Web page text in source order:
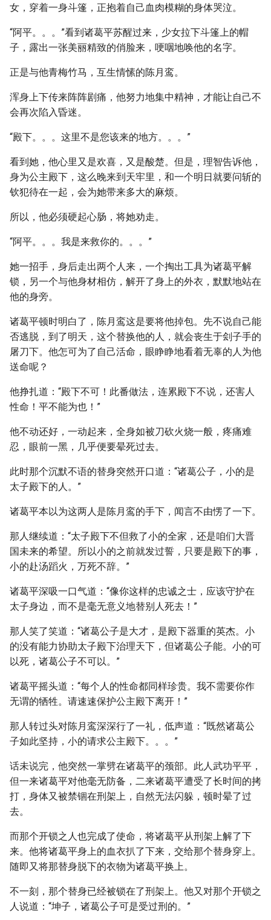
女，穿着一身斗篷，正抱着自己血肉模糊的身体哭泣。
“阿平。。。”看到诸葛平苏醒过来，少女拉下斗篷上的帽
子，露出一张美丽精致的俏脸来，哽咽地唤他的名字。
正是与他青梅竹马，互生情愫的陈月鸾。
浑身上下传来阵阵剧痛，他努力地集中精神，才能让自己不
会再次陷入昏迷。
“殿下。。。这里不是您该来的地方。。。”
看到她，他心里又是欢喜，又是酸楚。但是，理智告诉他，
身为公主殿下，这么晚来到天牢里，和一个明日就要问斩的
钦犯待在一起，会为她带来多大的麻烦。
所以，他必须硬起心肠，将她劝走。
“阿平。。。我是来救你的。。。”
她一招手，身后走出两个人来，一个掏出工具为诸葛平解
锁，另一个与他身材相仿，解开了身上的外衣，默默地站在
他的身旁。
诸葛平顿时明白了，陈月鸾这是要将他掉包。先不说自己能
否逃脱，到了明天，这个替换他的人，就会丧生于刽子手的
屠刀下。他怎可为了自己活命，眼睁睁地看着无辜的人为他
送命呢？
他挣扎道：“殿下不可！此番做法，连累殿下不说，还害人
性命！平不能为也！”
他不动还好，一动起来，全身如被刀砍火烧一般，疼痛难
忍，眼前一黑，几乎便要晕死过去。
此时那个沉默不语的替身突然开口道：“诸葛公子，小的是
太子殿下的人。”
诸葛平本以为这两人是陈月鸾的手下，闻言不由愣了一下。
那人继续道：“太子殿下不但救了小的全家，还是咱们大晋
国未来的希望。所以小的之前就发过誓，只要是殿下的事，
小的赴汤蹈火，万死不辞。”
诸葛平深吸一口气道：“像你这样的忠诚之士，应该守护在
太子身边，而不是毫无意义地替别人死去！”
那人笑了笑道：“诸葛公子是大才，是殿下器重的英杰。小
的没有能力协助太子殿下治理天下，但诸葛公子能。小的可
以死，诸葛公子不可以。”
诸葛平摇头道：“每个人的性命都同样珍贵。我不需要你作
无谓的牺牲。请速速保护公主殿下离开！”
那人转过头对陈月鸾深深行了一礼，低声道：“既然诸葛公
子如此坚持，小的请求公主殿下。。。”
话未说完，他突然一掌劈在诸葛平的颈部。此人武功平平，
但一来诸葛平对他毫无防备，二来诸葛平遭受了长时间的拷
打，身体又被禁锢在刑架上，自然无法闪躲，顿时晕了过
去。
而那个开锁之人也完成了使命，将诸葛平从刑架上解了下
来。他将诸葛平身上的血衣扒了下来，交给那个替身穿上。
随即又将那替身脱下的衣物为诸葛平换上。
不一刻，那个替身已经被锁在了刑架上。他又对那个开锁之
人说道：“坤子，诸葛公子可是受过刑的。”